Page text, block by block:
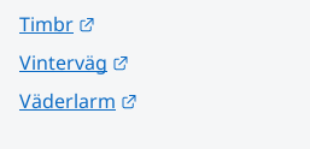
Timbr
Vinterväg
Väderlarm